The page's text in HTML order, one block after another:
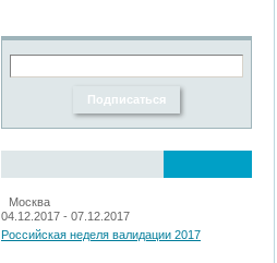
Москва
04.12.2017 - 07.12.2017
Российская неделя валидации 2017